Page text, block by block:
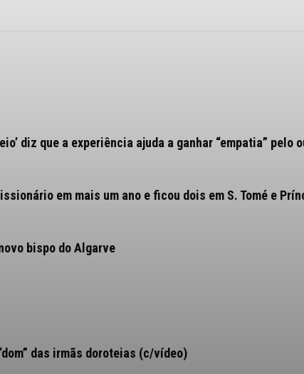
diz que a experiência ajuda a ganhar “empatia” pelo
em mais um ano e ficou dois em S. Tomé e
bispo do Algarve
das irmãs doroteias (c/vídeo)